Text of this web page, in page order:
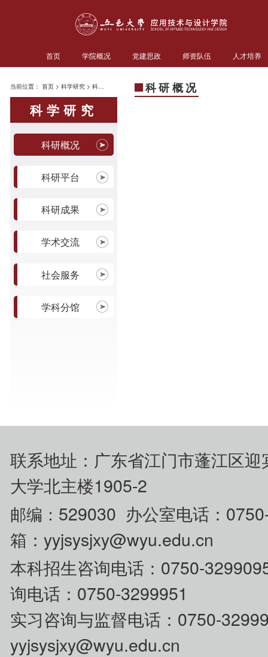
首页 学院概况 党建思政 师资队伍 人才培养
当前位置： 首页 >科学研究 >科研概况
科学研究
科研概况
科研平台
科研成果
学术交流
社会服务
学科分馆
科研概况
联系地址：广东省江门市蓬江区迎
大学北主楼1905-2
邮编： 529030 办公室电话：
箱：yyjsysjxy@wyu.edu.cn
本科招生咨询电话： 0750-
询电话：0750-3299951
实习咨询与监督电话： 0750-
yyjsysjxy@wyu.edu.cn